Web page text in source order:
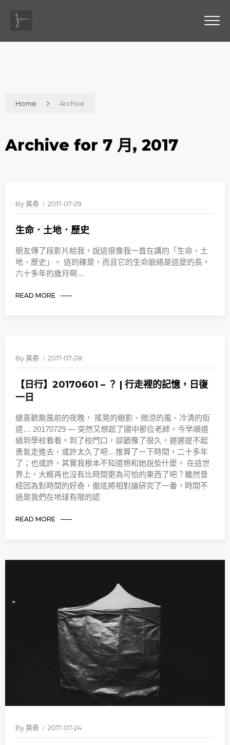
Home Archive
Archive for 7 月, 2017
By英奇 2017-07-29
生命．土地．歷史
朋友傳了段影片給我，說這很像我一直在講的「生命、土
地、歷史」。 這的確是，而且它的生命脈絡是這麼的長，
六十多年的歲月啊…
READ MORE
By英奇 2017-07-28
【日行】20170601 – ？ | 行走裡的記憶，日復
一日
總喜歡颱風前的夜晚， 搖晃的樹影、微涼的風、冷清的街
道… 20170729 — 突然又想起了國中那位老師，今早順道
繞到學校看看。到了校門口，卻猶豫了很久，遲遲提不起
勇氣走進去，或許太久了吧…推算了一下時間，二十多年
了；也或許，其實我根本不知道想和她說些什麼。 在這世
界上，大概再也沒有比時間更為可怕的東西了吧？雖然曾
經因為對時間的好奇，徹底將相對論研究了一番，時間不
過是我們在地球有限的認
READ MORE
By英奇 2017-07-24